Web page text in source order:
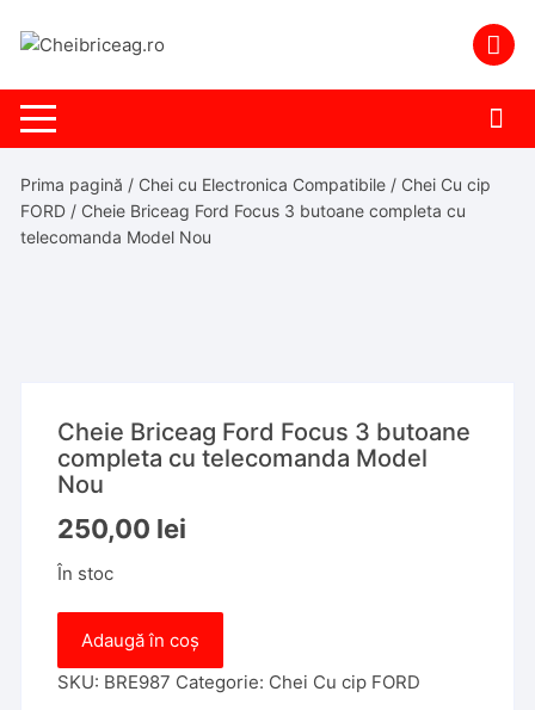
Prima pagină / Chei cu Electronica Compatibile / Chei Cu cip
FORD / Cheie Briceag Ford Focus 3 butoane completa cu
telecomanda Model Nou
Cheie Briceag Ford Focus 3 butoane
completa cu telecomanda Model
Nou
250,00 lei
În stoc
Cheie
Briceag
Adaugă în coș
SKU: BRE987 Categorie: Chei Cu cip FORD